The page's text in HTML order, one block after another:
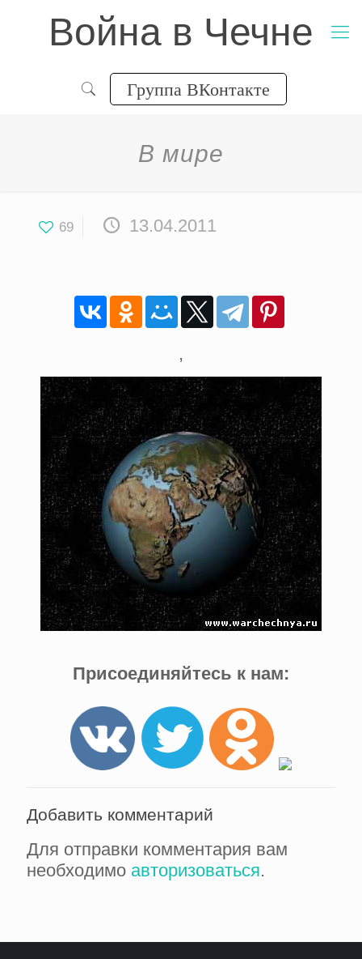
Война в Чечне
Группа ВКонтакте
В мире
69 13.04.2011
,
Присоединяйтесь к нам:
Добавить комментарий
Для отправки комментария вам
необходимо авторизоваться.